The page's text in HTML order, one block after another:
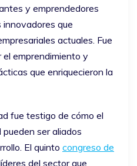
y emprendedores
que
actuales. Fue
emprendimiento y
que enriquecieron la
fue testigo de cómo el
ser aliados
El quinto congreso de
del sector que